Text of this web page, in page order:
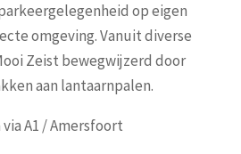
op eigen
omgeving. Vanuit diverse
Zeist bewegwijzerd door
aan lantaarnpalen.
A1 / Amersfoort